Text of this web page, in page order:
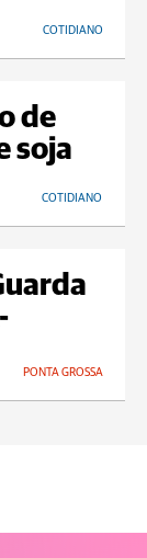
COTIDIANO
de
soja
COTIDIANO
PONTA GROSSA